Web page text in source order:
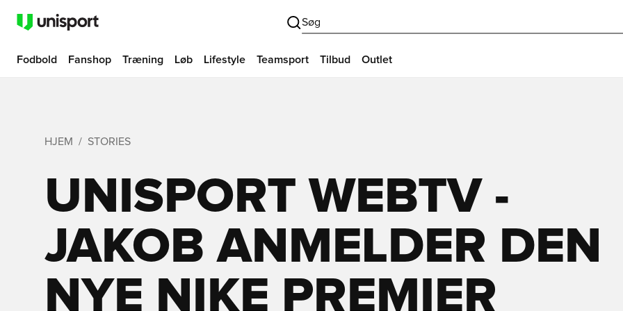
Søg
Fodbold Fanshop Træning Løb Lifestyle Teamsport Tilbud Outlet
HJEM STORIES
UNISPORT WEBTV -
JAKOB ANMELDER DEN
NYE NIKE PREMIER